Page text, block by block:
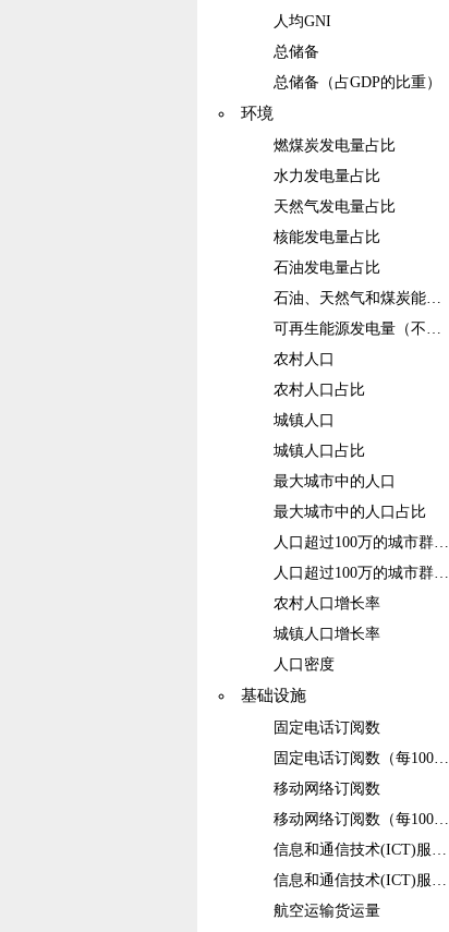
人均GNI
总储备
总储备（占GDP的比重）
环境
燃煤炭发电量占比
水力发电量占比
天然气发电量占比
核能发电量占比
石油发电量占比
石油、天然气和煤炭能源的发电量占比
可再生能源发电量（不包括水电）占比
农村人口
农村人口占比
城镇人口
城镇人口占比
最大城市中的人口
最大城市中的人口占比
人口超过100万的城市群中的人口
人口超过100万的城市群中的人口占比
农村人口增长率
城镇人口增长率
人口密度
基础设施
固定电话订阅数
固定电话订阅数（每100人）
移动网络订阅数
移动网络订阅数（每100人）
信息和通信技术(ICT)服务出口占比
信息和通信技术(ICT)服务出口
航空运输货运量